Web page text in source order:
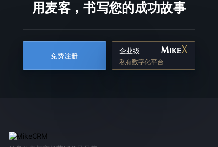
用麦客，书写您的成功故事
免费注册
企业级
私有数字化平台